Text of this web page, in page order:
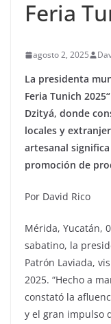
Feria
agosto 2, 2025
La presidenta
Feria Tunich
Dzityá, donde
locales y
artesanal
promoción de
Por David Rico
Mérida, Yucatán,
sabatino, la
Patrón Laviada,
2025. “Hecho a
constató la
y el gran impulso